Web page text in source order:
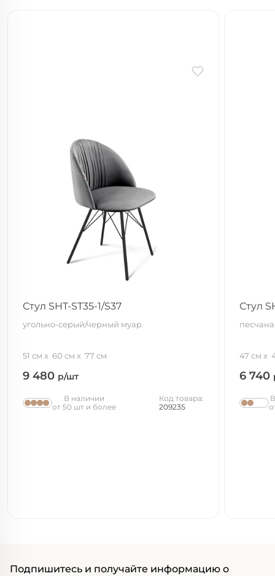
Стул SHT-ST35-1/S37
угольно-серый/черный муар
51 см 60 см 77 см
9 480 р/шт
В наличии
от 50 шт и более
Код товара:
209235
Стул
47 см
6 740
Подпишитесь и получайте информацию о